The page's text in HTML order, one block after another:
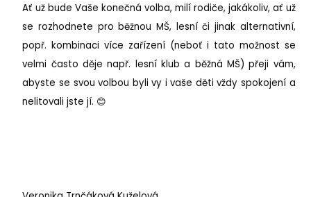
Ať už bude Vaše konečná volba, milí rodiče, jakákoliv, ať už
se rozhodnete pro běžnou MŠ, lesní či jinak alternativní,
popř. kombinaci více zařízení (neboť i tato možnost se
velmi často děje např. lesní klub a běžná MŠ) přeji vám,
abyste se svou volbou byli vy i vaše děti vždy spokojení a
nelitovali jste jí. 😊